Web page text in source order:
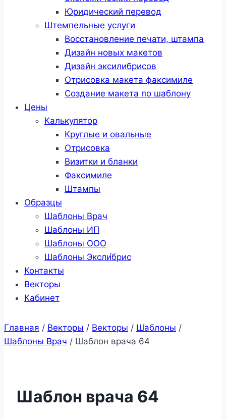
Юридический перевод
Штемпельные услуги
Восстановление печати, штампа
Дизайн новых макетов
Дизайн эксилибрисов
Отрисовка макета факсимиле
Создание макета по шаблону
Цены
Калькулятор
Круглые и овальные
Отрисовка
Визитки и бланки
Факсимиле
Штампы
Образцы
Шаблоны Врач
Шаблоны ИП
Шаблоны ООО
Шаблоны Эксли́брис
Контакты
Векторы
Кабинет
Главная / Векторы / Векторы / Шаблоны /
Шаблоны Врач / Шаблон врача 64
Шаблон врача 64